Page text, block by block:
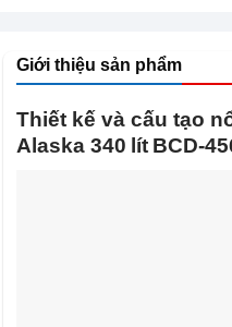
Giới thiệu sản phẩm
Thiết kế và cấu tạo
Alaska 340 lít